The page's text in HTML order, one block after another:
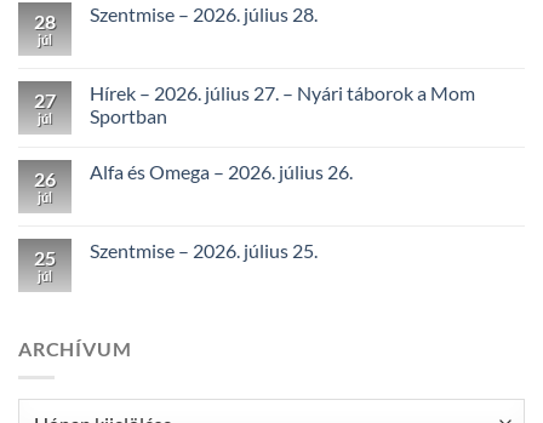
28
júl
Szentmise – 2026. július 28.
27
júl
Hírek – 2026. július 27. – Nyári táborok a Mom
Sportban
26
júl
Alfa és Omega – 2026. július 26.
25
júl
Szentmise – 2026. július 25.
ARCHÍVUM